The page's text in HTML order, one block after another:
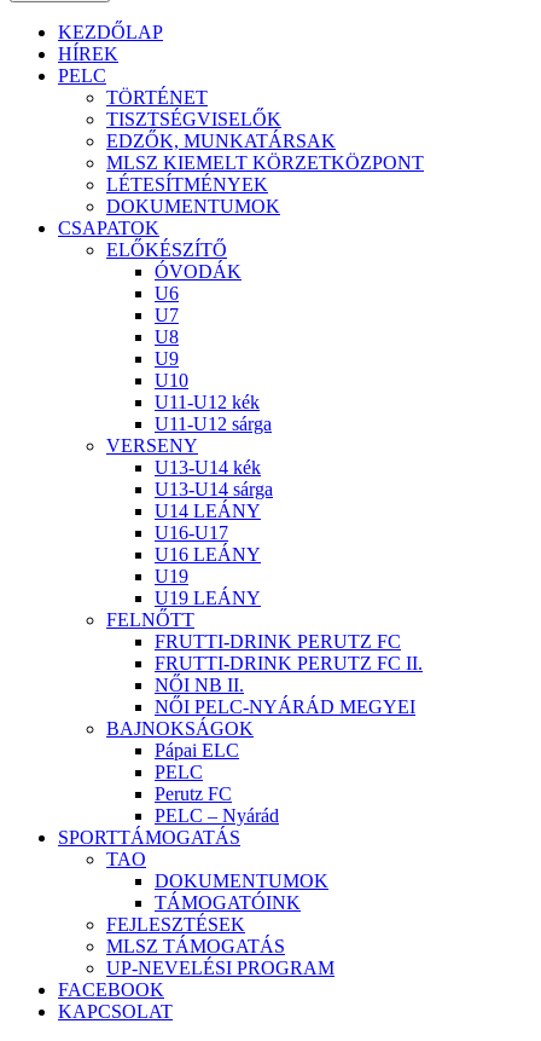
KEZDŐLAP
HÍREK
PELC
TÖRTÉNET
TISZTSÉGVISELŐK
EDZŐK, MUNKATÁRSAK
MLSZ KIEMELT KÖRZETKÖZPONT
LÉTESÍTMÉNYEK
DOKUMENTUMOK
CSAPATOK
ELŐKÉSZÍTŐ
ÓVODÁK
U6
U7
U8
U9
U10
U11-U12 kék
U11-U12 sárga
VERSENY
U13-U14 kék
U13-U14 sárga
U14 LEÁNY
U16-U17
U16 LEÁNY
U19
U19 LEÁNY
FELNŐTT
FRUTTI-DRINK PERUTZ FC
FRUTTI-DRINK PERUTZ FC II.
NŐI NB II.
NŐI PELC-NYÁRÁD MEGYEI
BAJNOKSÁGOK
Pápai ELC
PELC
Perutz FC
PELC – Nyárád
SPORTTÁMOGATÁS
TAO
DOKUMENTUMOK
TÁMOGATÓINK
FEJLESZTÉSEK
MLSZ TÁMOGATÁS
UP-NEVELÉSI PROGRAM
FACEBOOK
KAPCSOLAT